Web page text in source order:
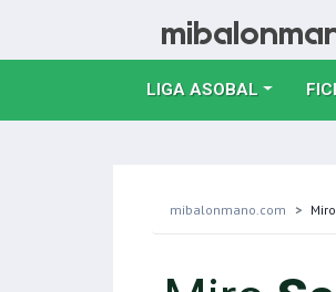
LIGA ASOBAL
mibalonmano.com